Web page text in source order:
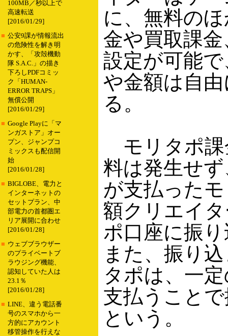
100MB／秒以上で
高速転送
[2016/01/29]
■ 公安9課が情報流出
の危険性を解き明
かす、「攻殻機動
隊 S.A.C.」の描き
下ろしPDFコミッ
ク「HUMAN-
ERROR TRAPS」
無償公開
[2016/01/29]
■ Google Playに「マ
ンガストア」オー
プン、ジャンプコ
ミックスも配信開
始
[2016/01/28]
■ BIGLOBE、電力と
インターネットの
セットプラン、中
部電力の首都圏エ
リア展開に合わせ
[2016/01/28]
■ ウェブブラウザー
のプライベートブ
ラウジング機能、
認知していた人は
23.1％
[2016/01/28]
■ LINE、違う電話番
号のスマホから一
方的にアカウント
移管操作を行えな
に、無料の
金や買取課
設定が可能
や金額は自
る。
モリタポ課
料は発生せ
が支払った
額クリエイ
ポ口座に振
また、振り
タポは、一
支払うこと
という。